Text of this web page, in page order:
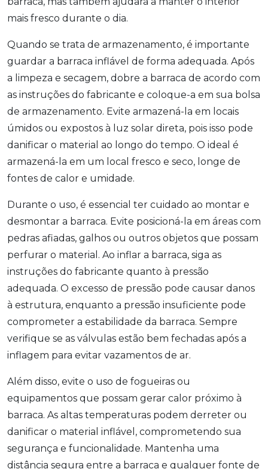
mais fresco durante o dia.
Quando se trata de armazenamento, é importante
guardar a barraca inflável de forma adequada. Após
a limpeza e secagem, dobre a barraca de acordo com
as instruções do fabricante e coloque-a em sua bolsa
de armazenamento. Evite armazená-la em locais
úmidos ou expostos à luz solar direta, pois isso pode
danificar o material ao longo do tempo. O ideal é
armazená-la em um local fresco e seco, longe de
fontes de calor e umidade.
Durante o uso, é essencial ter cuidado ao montar e
desmontar a barraca. Evite posicioná-la em áreas com
pedras afiadas, galhos ou outros objetos que possam
perfurar o material. Ao inflar a barraca, siga as
instruções do fabricante quanto à pressão
adequada. O excesso de pressão pode causar danos
à estrutura, enquanto a pressão insuficiente pode
comprometer a estabilidade da barraca. Sempre
verifique se as válvulas estão bem fechadas após a
inflagem para evitar vazamentos de ar.
Além disso, evite o uso de fogueiras ou
equipamentos que possam gerar calor próximo à
barraca. As altas temperaturas podem derreter ou
danificar o material inflável, comprometendo sua
segurança e funcionalidade. Mantenha uma
distância segura entre a barraca e qualquer fonte de